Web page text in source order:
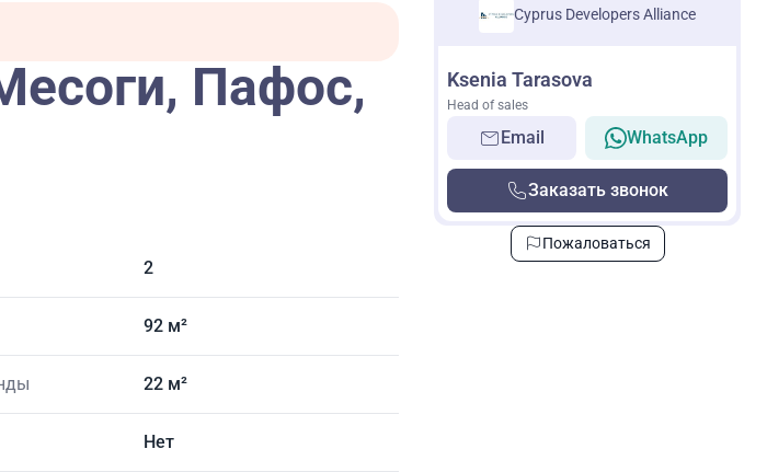
Пафос,
2
92 м²
22 м²
Нет
Cyprus Developers Alliance
Ksenia Tarasova
Head of sales
Email WhatsApp
Заказать звонок
Пожаловаться